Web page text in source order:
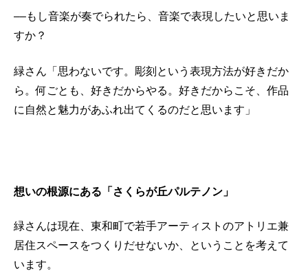
––もし音楽が奏でられたら、音楽で表現したいと思いま
すか？
緑さん「思わないです。彫刻という表現方法が好きだか
ら。何ごとも、好きだからやる。好きだからこそ、作品
に自然と魅力があふれ出てくるのだと思います」
想いの根源にある「さくらが丘パルテノン」
緑さんは現在、東和町で若手アーティストのアトリエ兼
居住スペースをつくりだせないか、ということを考えて
います。